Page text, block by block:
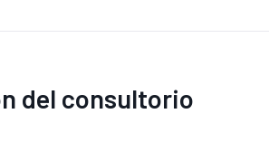
del consultorio